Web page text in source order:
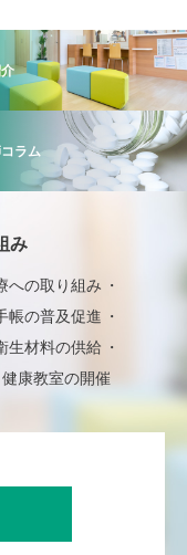
ラム
み
への取り組み
帳の普及促進
生材料の供給
康教室の開催